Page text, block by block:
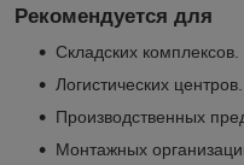
Рекомендуется для
Складских комплексов.
Логистических центров.
Производственных
Монтажных